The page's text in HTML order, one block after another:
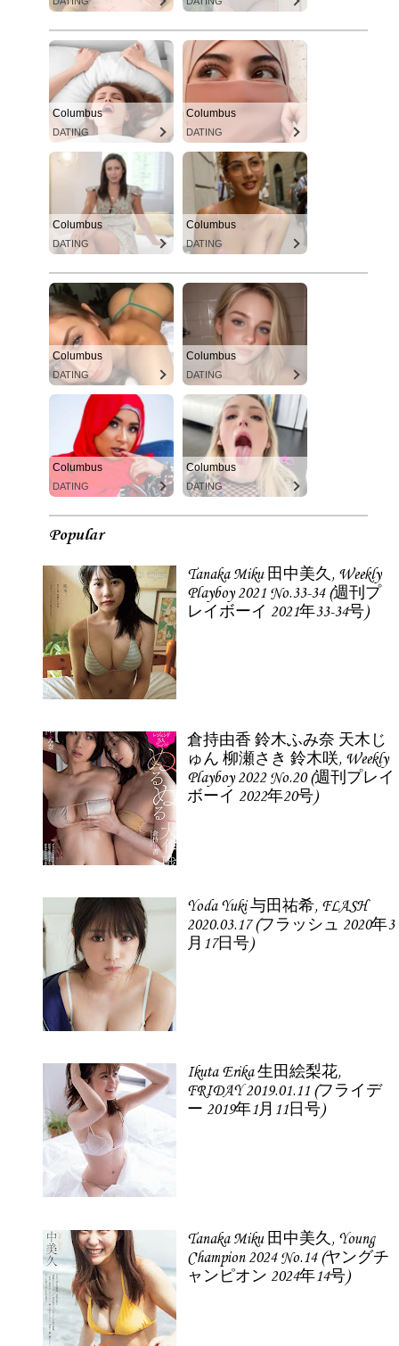
Columbus
DATING
Columbus
DATING
Columbus
DATING
Columbus
DATING
Columbus
DATING
Columbus
DATING
Columbus
DATING
Columbus
DATING
Popular
Tanaka Miku 田中美久, Weekly
Playboy 2021 No.33-34 (週刊プ
レイボーイ 2021年33-34号)
倉持由香 鈴木ふみ奈 天木じ
ゅん 柳瀬さき 鈴木咲, Weekly
Playboy 2022 No.20 (週刊プレイ
ボーイ 2022年20号)
Yoda Yuki 与田祐希, FLASH
2020.03.17 (フラッシュ 2020年3
月17日号)
Ikuta Erika 生田絵梨花,
FRIDAY 2019.01.11 (フライデ
ー 2019年1月11日号)
Tanaka Miku 田中美久, Young
Champion 2024 No.14 (ヤングチ
ャンピオン 2024年14号)